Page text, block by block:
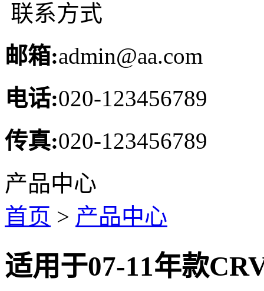
联系方式
邮箱:admin@aa.com
电话:020-123456789
传真:020-123456789
产品中心
首页 > 产品中心
适用于07-11年款